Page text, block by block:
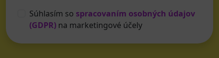
Súhlasím so spracovaním osobných údajov
(GDPR) na marketingové účely